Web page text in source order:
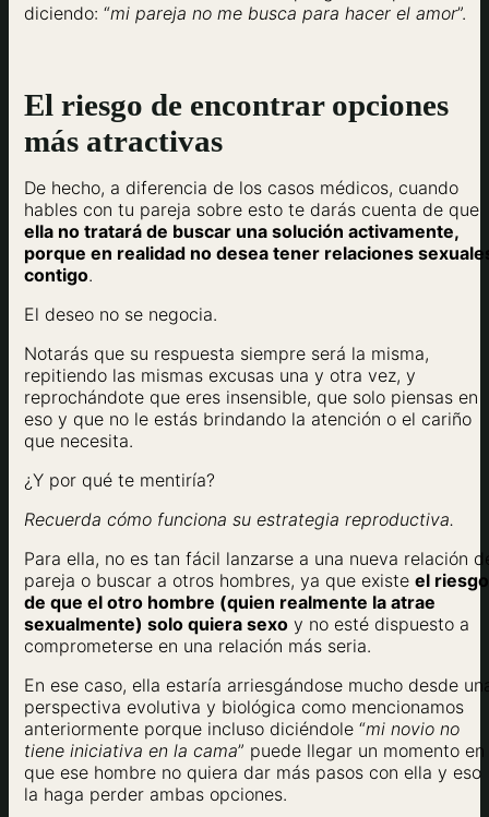
diciendo: “mi pareja no me busca para hacer el amor”.
El riesgo de encontrar opciones
más atractivas
De hecho, a diferencia de los casos médicos, cuando
hables con tu pareja sobre esto te darás cuenta de que
ella no tratará de buscar una solución activamente,
porque en realidad no desea tener relaciones
contigo.
El deseo no se negocia.
Notarás que su respuesta siempre será la misma,
repitiendo las mismas excusas una y otra vez, y
reprochándote que eres insensible, que solo piensas en
eso y que no le estás brindando la atención o el cariño
que necesita.
¿Y por qué te mentiría?
Recuerda cómo funciona su estrategia reproductiva.
Para ella, no es tan fácil lanzarse a una nueva relación
pareja o buscar a otros hombres, ya que existe el riesgo
de que el otro hombre (quien realmente la atrae
sexualmente) solo quiera sexo y no esté dispuesto a
comprometerse en una relación más seria.
En ese caso, ella estaría arriesgándose mucho desde
perspectiva evolutiva y biológica como mencionamos
anteriormente porque incluso diciéndole “mi novio no
tiene iniciativa en la cama” puede llegar un momento en
que ese hombre no quiera dar más pasos con ella y eso
la haga perder ambas opciones.